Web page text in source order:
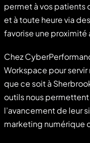
permet à vos patients
et à toute heure via
favorise une
Chez
Workspace pour
que ce soit à
outils nous
l’avancement de leur
marketing numérique